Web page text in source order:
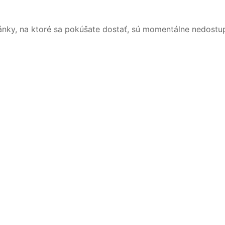
na ktoré sa pokúšate dostať, sú momentálne